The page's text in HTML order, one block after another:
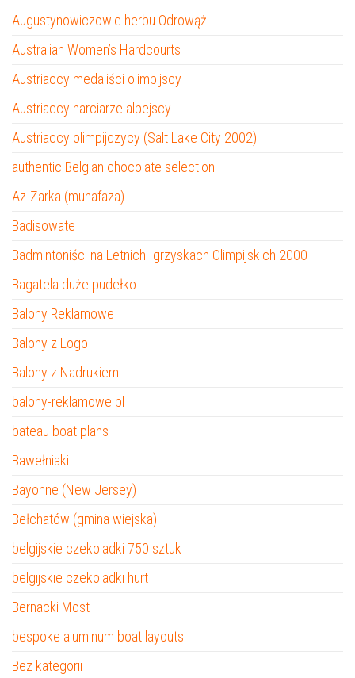
Augustynowiczowie herbu Odrowąż
Australian Women’s Hardcourts
Austriaccy medaliści olimpijscy
Austriaccy narciarze alpejscy
Austriaccy olimpijczycy (Salt Lake City 2002)
authentic Belgian chocolate selection
Az-Zarka (muhafaza)
Badisowate
Badmintoniści na Letnich Igrzyskach Olimpijskich 2000
Bagatela duże pudełko
Balony Reklamowe
Balony z Logo
Balony z Nadrukiem
balony-reklamowe.pl
bateau boat plans
Bawełniaki
Bayonne (New Jersey)
Bełchatów (gmina wiejska)
belgijskie czekoladki 750 sztuk
belgijskie czekoladki hurt
Bernacki Most
bespoke aluminum boat layouts
Bez kategorii